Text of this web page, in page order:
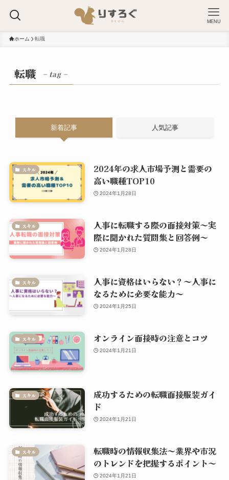
MENU
ホーム 転職
転職 – tag –
新着記事 人気記事
スキル
2024年の求人市場予測と需要の
高い職種TOP10
2024年1月28日
スキル
人事に転職する際の面接対策～実
際に聞かれた質問集と回答例～
2024年1月28日
スキル
人事に資格はいらない？～人事に
なるために必要な能力～
2024年1月25日
スキル オンライン面接時の注意とコツ
2024年1月21日
スキル
成功するための転職面接服装ガイ
ド
2024年1月21日
スキル
転職時の情報収集法～業界や市況
のトレンドを把握するポイント～
2024年1月21日